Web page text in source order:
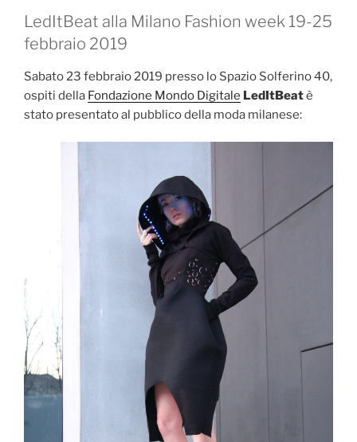
LedItBeat alla Milano Fashion week 19-25
febbraio 2019
Sabato 23 febbraio 2019 presso lo Spazio Solferino 40,
ospiti della Fondazione Mondo Digitale LedItBeatè
stato presentato al pubblico della moda milanese: